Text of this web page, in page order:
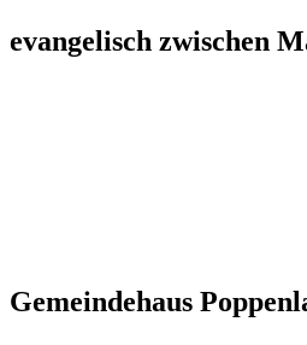
evangelisch zwischen
Gemeindehaus